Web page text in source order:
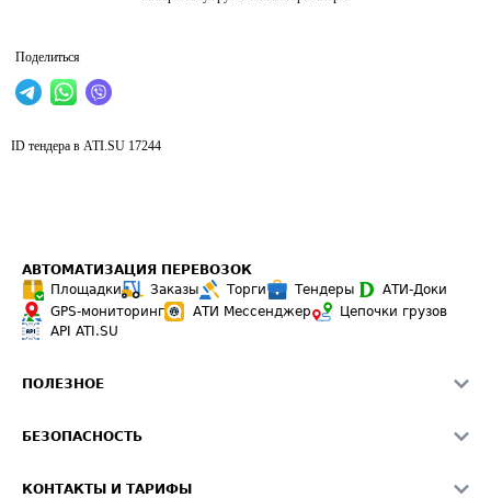
Поделиться
ID тендера в ATI.SU 17244
АВТОМАТИЗАЦИЯ ПЕРЕВОЗОК
Площадки
Заказы Торги Тендеры
АТИ-Доки
GPS-мониторинг
АТИ Мессенджер
Цепочки грузов
API ATI.SU
ПОЛЕЗНОЕ
Звезды ATI.SU на вашем сайте
БЕЗОПАСНОСТЬ
КОНТАКТЫ И ТАРИФЫ